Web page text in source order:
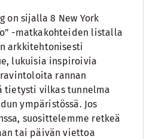
on sijalla 8 New York
-matkakohteiden listalla
arkkitehtonisesti
lukuisia inspiroivia
rannan
tietysti vilkas tunnelma
ympäristössä. Jos
suosittelemme retkeä
tai päivän viettoa